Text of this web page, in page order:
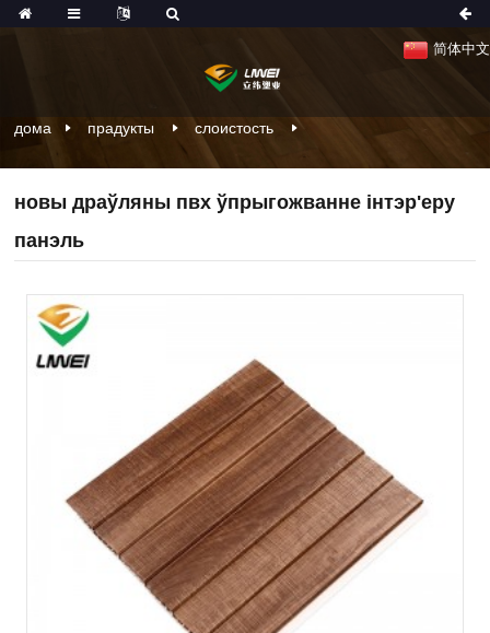
简体中文
дома прадукты слоистость
новы драўляны пвх ўпрыгожванне інтэр'еру
панэль